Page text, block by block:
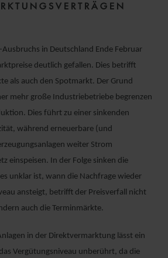
Ausbruchs in Deutschland Ende Februar
deutlich gefallen. Dies betrifft
als auch den Spotmarkt. Der Grund
mehr große Industriebetriebe begrenzen
Dies führt zu einer sinkenden
während erneuerbare (und
weiter Strom
einspeisen. In der Folge sinken die
unklar ist, wann die Nachfrage wieder
ansteigt, betrifft der Preisverfall nicht
auch die Terminmärkte.
in der Direktvermarktung lässt ein
Vergütungsniveau unberührt, da die